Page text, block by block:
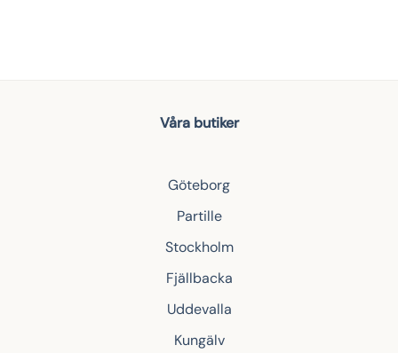
Våra butiker
Göteborg
Partille
Stockholm
Fjällbacka
Uddevalla
Kungälv